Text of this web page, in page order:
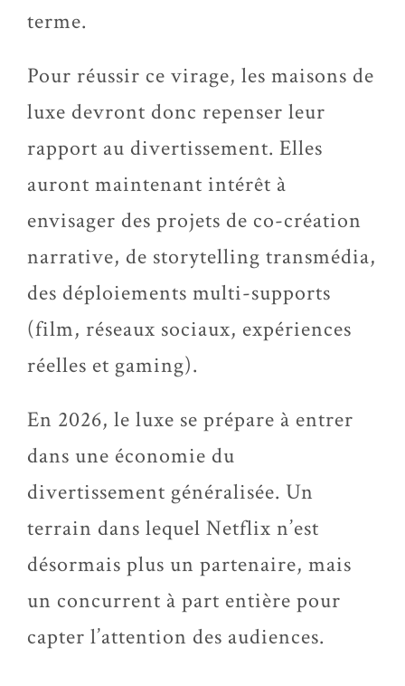
terme.
Pour réussir ce virage, les maisons de
luxe devront donc repenser leur
rapport au divertissement. Elles
auront maintenant intérêt à
envisager des projets de co-création
narrative, de storytelling transmédia,
des déploiements multi-supports
(film, réseaux sociaux, expériences
réelles et gaming).
En 2026, le luxe se prépare à entrer
dans une économie du
divertissement généralisée. Un
terrain dans lequel Netflix n’est
désormais plus un partenaire, mais
un concurrent à part entière pour
capter l’attention des audiences.